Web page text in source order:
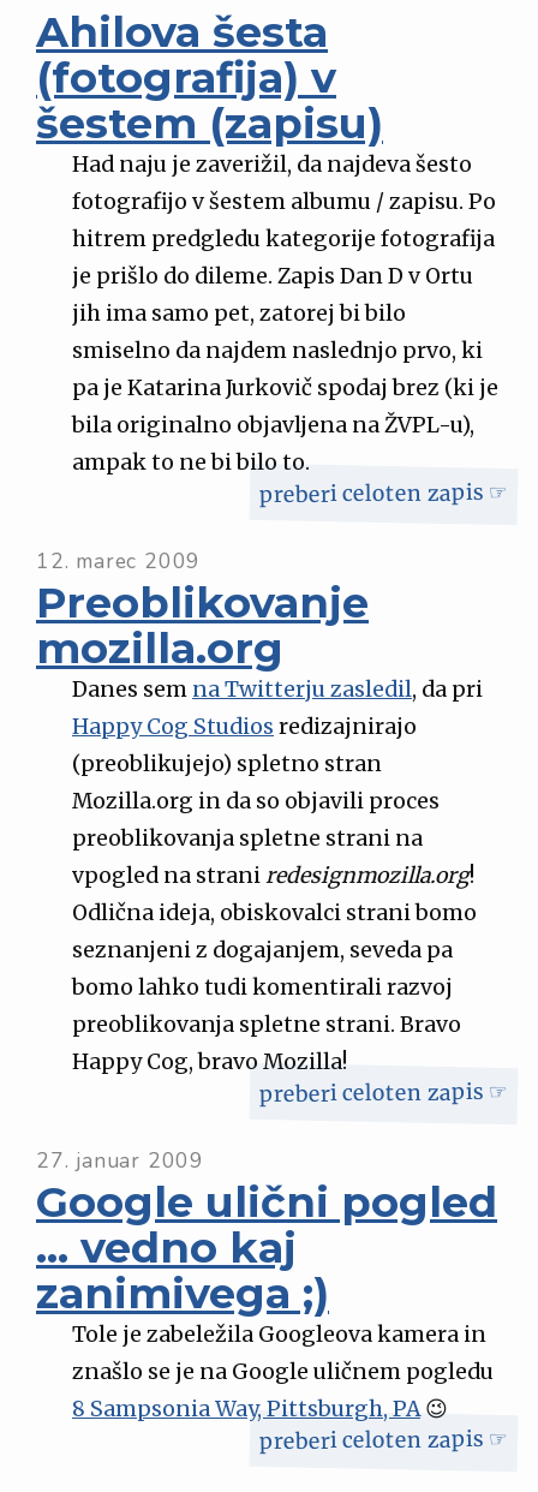
Ahilova šesta
(fotografija) v
šestem (zapisu)
Had naju je zaverižil, da najdeva šesto
fotografijo v šestem albumu / zapisu. Po
hitrem predgledu kategorije fotografija
je prišlo do dileme. Zapis Dan D v Ortu
jih ima samo pet, zatorej bi bilo
smiselno da najdem naslednjo prvo, ki
pa je Katarina Jurkovič spodaj brez (ki je
bila originalno objavljena na ŽVPL-u),
ampak to ne bi bilo to.
preberi celoten zapis ☞
12. marec 2009
Preoblikovanje
mozilla.org
Danes sem na Twitterju zasledil, da pri
Happy Cog Studios redizajnirajo
(preoblikujejo) spletno stran
Mozilla.org in da so objavili proces
preoblikovanja spletne strani na
vpogled na straniredesignmozilla.org!
Odlična ideja, obiskovalci strani bomo
seznanjeni z dogajanjem, seveda pa
bomo lahko tudi komentirali razvoj
preoblikovanja spletne strani. Bravo
Happy Cog, bravo Mozilla!
preberi celoten zapis ☞
27. januar 2009
Google ulični pogled
… vedno kaj
zanimivega ;)
Tole je zabeležila Googleova kamera in
znašlo se je na Google uličnem pogledu
8 Sampsonia Way, Pittsburgh, PA😉
preberi celoten zapis ☞